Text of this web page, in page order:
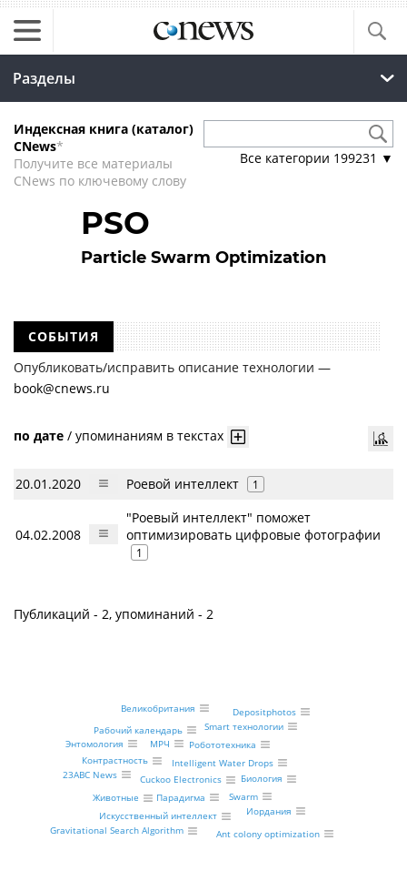
Разделы
Индексная книга (каталог)
CNews*
Получите все материалы
CNews по ключевому слову
Все категории 199231 ▼
PSO
Particle Swarm Optimization
СОБЫТИЯ
Опубликовать/исправить описание технологии —
book@cnews.ru
по дате / упоминаниям в текстах
20.01.2020 Роевой интеллект 1
04.02.2008
"Роевый интеллект" поможет
оптимизировать цифровые фотографии
1
Публикаций - 2, упоминаний - 2
Cuckoo Electronics
Парадигма
Intelligent Water Drops
Робототехника
Искусственный интеллект
Smart технологии
Рабочий календарь
Контрастность
МРЧ
Gravitational Search Algorithm Ant colony optimization
Swarm
Depositphotos
Великобритания
Иордания
Энтомология
Животные
Биология
23ABC News